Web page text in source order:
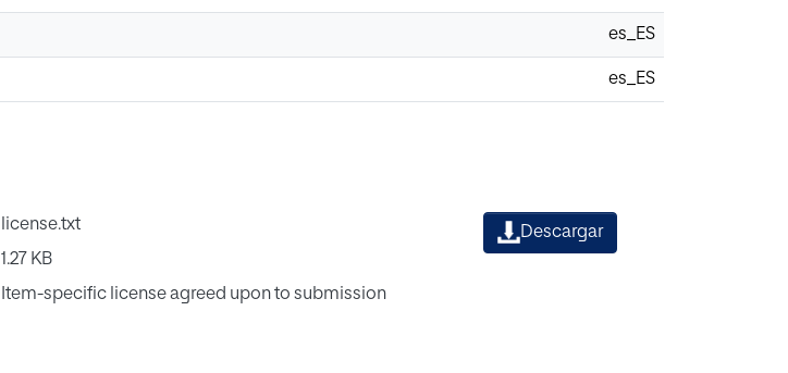
es_ES
es_ES
license.txt
1.27 KB
Item-specific license agreed upon to submission
Descargar